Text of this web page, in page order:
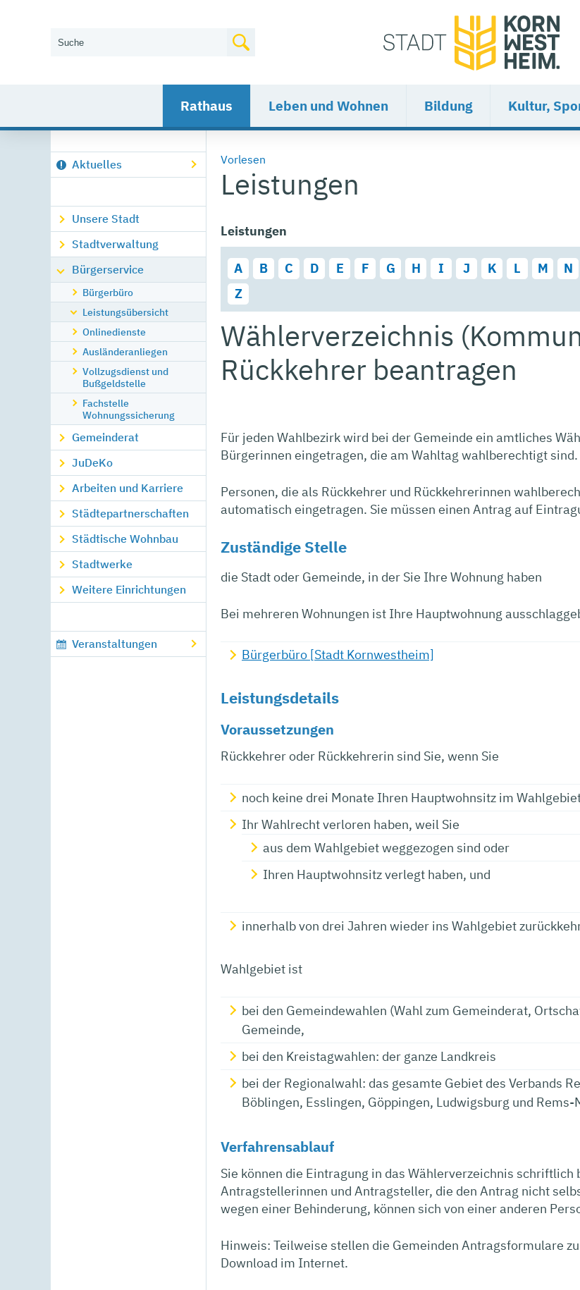
Rathaus Leben und Wohnen Bildung Kultur,
Aktuelles
Unsere Stadt
Stadtverwaltung
Bürgerservice
Bürgerbüro
Leistungsübersicht
Onlinedienste
Ausländeranliegen
Vollzugsdienst und
Bußgeldstelle
Fachstelle
Wohnungssicherung
Gemeinderat
JuDeKo
Arbeiten und Karriere
Städtepartnerschaften
Städtische Wohnbau
Stadtwerke
Weitere Einrichtungen
Veranstaltungen
Vorlesen
Leistungen
Leistungen
A B C D E F G H I J K L M N
Z
Wählerverzeichnis
Rückkehrer beantragen
Für jeden Wahlbezirk wird bei der Gemeinde ein amtliches
Bürgerinnen eingetragen, die am Wahltag wahlberechtigt sind.
Personen, die als Rückkehrer und Rückkehrerinnen
automatisch eingetragen. Sie müssen einen Antrag auf
Zuständige Stelle
die Stadt oder Gemeinde, in der Sie Ihre Wohnung haben
Bei mehreren Wohnungen ist Ihre Hauptwohnung
Bürgerbüro [Stadt Kornwestheim]
Leistungsdetails
Voraussetzungen
Rückkehrer oder Rückkehrerin sind Sie, wenn Sie
noch keine drei Monate Ihren Hauptwohnsitz im
Ihr Wahlrecht verloren haben, weil Sie
aus dem Wahlgebiet weggezogen sind oder
Ihren Hauptwohnsitz verlegt haben, und
innerhalb von drei Jahren wieder ins Wahlgebiet
Wahlgebiet ist
bei den Gemeindewahlen (Wahl zum Gemeinderat,
Gemeinde,
bei den Kreistagwahlen: der ganze Landkreis
bei der Regionalwahl: das gesamte Gebiet des Verbands
Böblingen, Esslingen, Göppingen, Ludwigsburg und
Verfahrensablauf
Sie können die Eintragung in das Wählerverzeichnis
Antragstellerinnen und Antragsteller, die den Antrag nicht
wegen einer Behinderung, können sich von einer anderen
Hinweis: Teilweise stellen die Gemeinden Antragsformulare
Download im Internet.